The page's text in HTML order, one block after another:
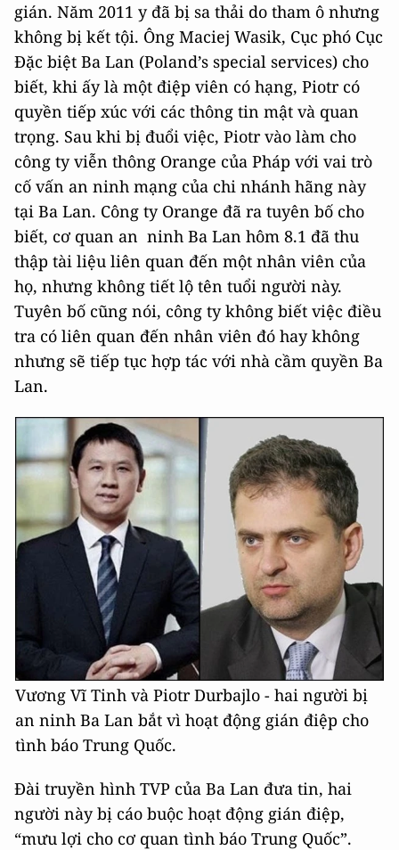
gián. Năm 2011 y đã bị sa thải do tham ô nhưng
không bị kết tội. Ông Maciej Wasik, Cục phó Cục
Đặc biệt Ba Lan (Poland’s special services) cho
biết, khi ấy là một điệp viên có hạng, Piotr có
quyền tiếp xúc với các thông tin mật và quan
trọng. Sau khi bị đuổi việc, Piotr vào làm cho
công ty viễn thông Orange của Pháp với vai trò
cố vấn an ninh mạng của chi nhánh hãng này
tại Ba Lan. Công ty Orange đã ra tuyên bố cho
biết, cơ quan an ninh Ba Lan hôm 8.1 đã thu
thập tài liệu liên quan đến một nhân viên của
họ, nhưng không tiết lộ tên tuổi người này.
Tuyên bố cũng nói, công ty không biết việc điều
tra có liên quan đến nhân viên đó hay không
nhưng sẽ tiếp tục hợp tác với nhà cầm quyền Ba
Lan.
Vương Vĩ Tinh và Piotr Durbajlo - hai người bị
an ninh Ba Lan bắt vì hoạt động gián điệp cho
tình báo Trung Quốc.
Đài truyền hình TVP của Ba Lan đưa tin, hai
người này bị cáo buộc hoạt động gián điệp,
“mưu lợi cho cơ quan tình báo Trung Quốc”.